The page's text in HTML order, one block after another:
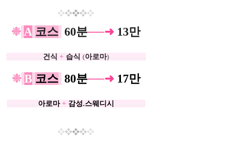
❖❖❖❖❖
❉ A 코스 60분──➜ 13만
건식 + 습식 (아로마)ㅡㅡㅡㅡㅡ
❉​ B 코스 80분──➜ 17만
아로마+ 감성.스웨디시
❖❖❖❖❖